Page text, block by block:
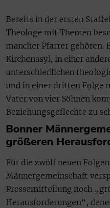
Bereits in der ersten
Theologe mit Themen
mancher Pfarrer gehören.
Kirchenasyl, in einer
unterschiedlichen
und in einer dritten Folge
Vater von vier Söhnen
Beziehungsgeflechte zu
Bonner
größeren
Für die zwölf neuen
Männergemeinschaft
Pressemitteilung noch
Herausforderungen“,